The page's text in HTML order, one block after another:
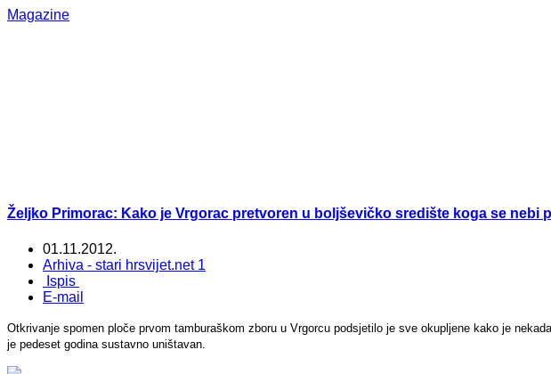
Magazine
Željko Primorac: Kako je Vrgorac pretvoren u boljševičko središte koga se nebi
01.11.2012.
Arhiva - stari hrsvijet.net 1
Ispis
E-mail
Otkrivanje spomen ploče prvom tamburaškom zboru u Vrgorcu podsjetilo je sve okupljene kako je
je pedeset godina sustavno uništavan.